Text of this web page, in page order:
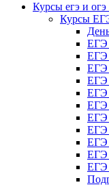
Курсы егэ и огэ
Курсы
ЕГЭ
ЕГЭ
ЕГЭ
ЕГЭ
ЕГЭ
ЕГЭ
ЕГЭ
ЕГЭ
ЕГЭ
ЕГЭ
ЕГЭ